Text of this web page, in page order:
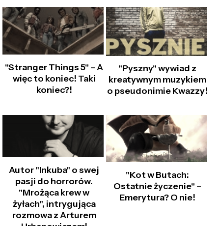
"Stranger Things 5" – A
więc to koniec! Taki
koniec?!
"Pyszny" wywiad z
kreatywnym muzykiem
o pseudonimie Kwazzy!
Autor "Inkuba" o swej
pasji do horrorów.
"Mrożąca krew w
żyłach", intrygująca
rozmowa z Arturem
"Kot w Butach:
Ostatnie życzenie" –
Emerytura? O nie!